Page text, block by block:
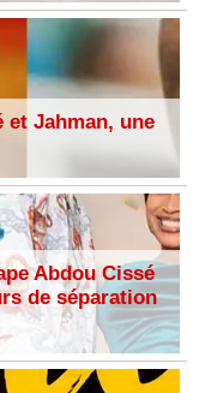
et Jahman, une
Abdou Cissé
de séparation